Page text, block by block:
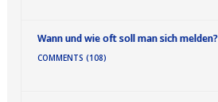
Wann und wie oft soll man sich melden?
COMMENTS (108)